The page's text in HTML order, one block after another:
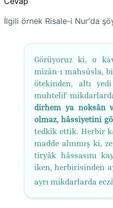
İlgili örnek Risale-i Nur'da
Görüyoruz ki, o
mîzân-ı mahsûsla,
ötekinden, altı
muhtelif
dirhem ya noksân
olmaz, hâssiyetini
tedkîk ettik. Herbir
madde alınmış ki,
tiryâk hâssasını
iken, herbirisinden
ayrı mikdarlarda